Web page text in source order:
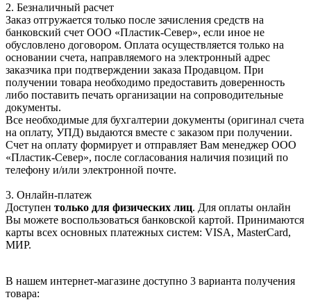
2. Безналичный расчет
Заказ отгружается только после зачисления средств на
банковский счет ООО «Пластик-Север», если иное не
обусловлено договором. Оплата осуществляется только на
основании счета, направляемого на электронный адрес
заказчика при подтверждении заказа Продавцом. При
получении товара необходимо предоставить доверенность
либо поставить печать организации на сопроводительные
документы.
Все необходимые для бухгалтерии документы (оригинал счета
на оплату, УПД) выдаются вместе с заказом при получении.
Счет на оплату формирует и отправляет Вам менеджер ООО
«Пластик-Север», после согласования наличия позиций по
телефону и/или электронной почте.
3. Онлайн-платеж
Доступен только для физических лиц. Для оплаты онлайн
Вы можете воспользоваться банковской картой. Принимаются
карты всех основных платежных систем: VISA, MasterCard,
МИР.
В нашем интернет-магазине доступно 3 варианта получения
товара: